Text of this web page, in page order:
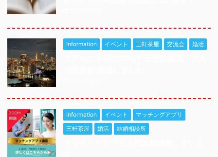
Information イベント 三軒茶屋 交流会 婚活
Information イベント
マッチングアプリ
三軒茶屋
婚活 結婚相談所